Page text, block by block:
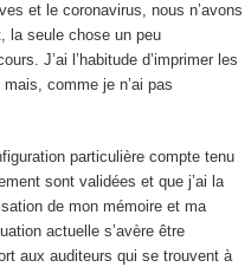
et le coronavirus, nous n’avons
la seule chose un peu
J’ai l’habitude d’imprimer les
comme je n’ai pas
particulière compte tenu
sont validées et que j’ai la
de mon mémoire et ma
actuelle s’avère être
aux auditeurs qui se trouvent à